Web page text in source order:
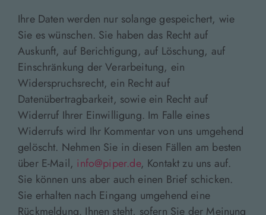
Ihre Daten werden nur solange gespeichert, wie
Sie es wünschen. Sie haben das Recht auf
Auskunft, auf Berichtigung, auf Löschung, auf
Einschränkung der Verarbeitung, ein
Widerspruchsrecht, ein Recht auf
Datenübertragbarkeit, sowie ein Recht auf
Widerruf Ihrer Einwilligung. Im Falle eines
Widerrufs wird Ihr Kommentar von uns umgehend
gelöscht. Nehmen Sie in diesen Fällen am besten
über E-Mail, info@piper.de, Kontakt zu uns auf.
Sie können uns aber auch einen Brief schicken.
Sie erhalten nach Eingang umgehend eine
Rückmeldung. Ihnen steht, sofern Sie der Meinung